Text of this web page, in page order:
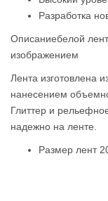
Разработка
Описаниебелой
изображением
Лента изготовлена
нанесением
Глиттер и
надежно на ленте.
Размер лент